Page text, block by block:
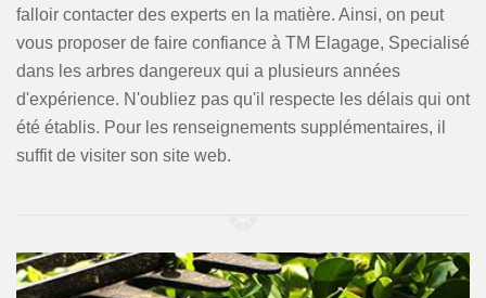
falloir contacter des experts en la matière. Ainsi, on peut
vous proposer de faire confiance à TM Elagage, Specialisé
dans les arbres dangereux qui a plusieurs années
d'expérience. N'oubliez pas qu'il respecte les délais qui ont
été établis. Pour les renseignements supplémentaires, il
suffit de visiter son site web.